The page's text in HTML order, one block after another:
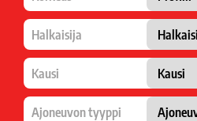
Halkaisija
Kausi
Ajoneuvon tyyppi